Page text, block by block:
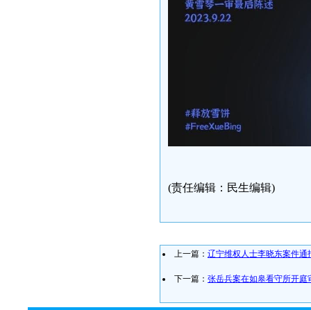
(责任编辑：民生编辑)
上一篇： 辽宁维权人士李晓东案件通
下一篇： 张岳兵案在如皋看守所开庭